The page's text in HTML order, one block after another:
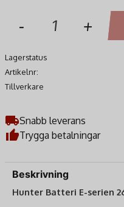
- +
Lagerstatus
Artikelnr:
Tillverkare
Snabb leverans
Trygga betalningar
Beskrivning
Hunter Batteri E-serien